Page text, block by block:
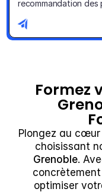
recommandation des
Formez
Plongez au
choisissant
Grenoble.
concrètement
optimiser